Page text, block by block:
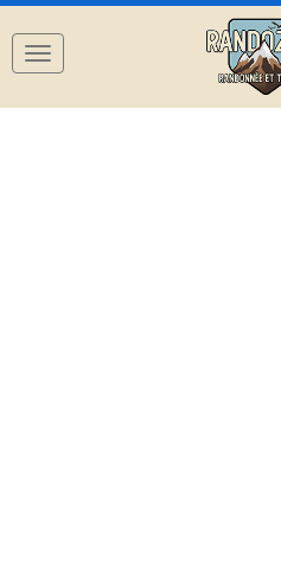
Navigation